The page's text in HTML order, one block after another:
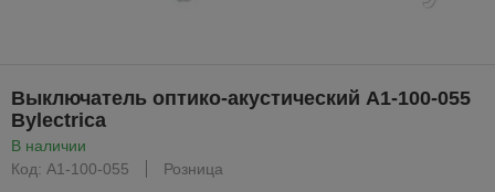
Выключатель оптико-акустический А1-100-055
Bylectrica
В наличии
Код: А1-100-055
Розница